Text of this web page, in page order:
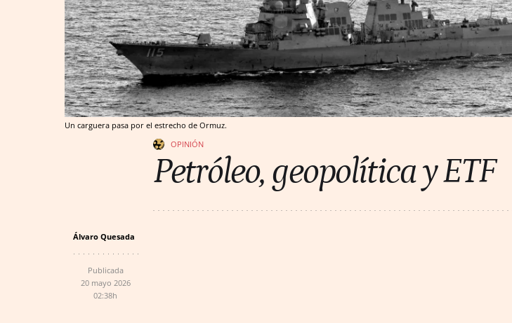
Un carguera pasa por el estrecho de Ormuz.
OPINIÓN
Petróleo, geopolítica y ETF
Álvaro Quesada
Publicada
20 mayo 2026
02:38h